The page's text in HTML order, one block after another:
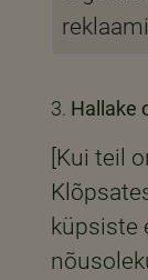
Hallake
[Kui teil
küpsiste